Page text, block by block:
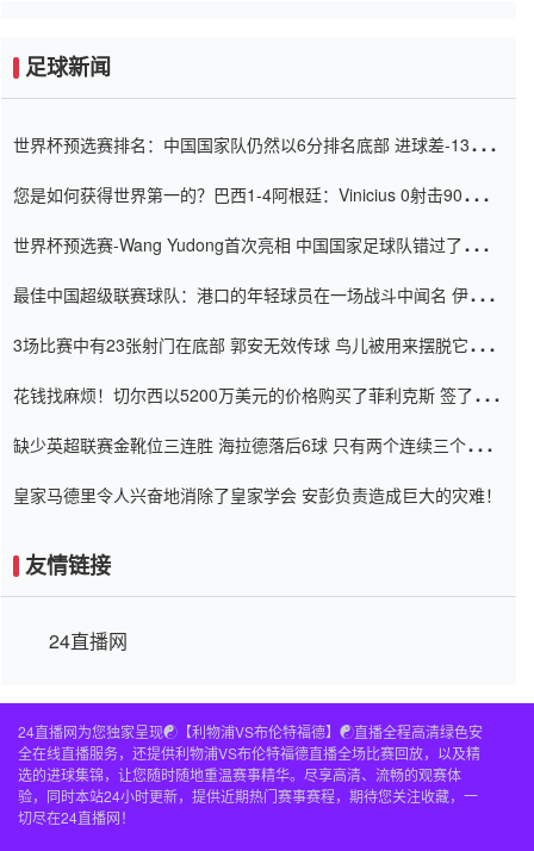
足球新闻
世界杯预选赛排名：中国国家队仍然以6分排名底部 进球差-13令人
您是如何获得世界第一的？巴西1-4阿根廷：Vinicius 0射击90分钟
世界杯预选赛-Wang Yudong首次亮相 中国国家足球队错过了世界
最佳中国超级联赛球队：港口的年轻球员在一场战斗中闻名 伊万放
3场比赛中有23张射门在底部 郭安无效传球 鸟儿被用来摆脱它
花钱找麻烦！切尔西以5200万美元的价格购买了菲利克斯 签了7年
缺少英超联赛金靴位三连胜 海拉德落后6球 只有两个连续三个连续
皇家马德里令人兴奋地消除了皇家学会 安彭负责造成巨大的灾难！
友情链接
24直播网
24直播网为您独家呈现☯️【利物浦VS布伦特福德】☯️直播全程高清绿色安
全在线直播服务，还提供利物浦VS布伦特福德直播全场比赛回放，以及精
选的进球集锦，让您随时随地重温赛事精华。尽享高清、流畅的观赛体
验，同时本站24小时更新，提供近期热门赛事赛程，期待您关注收藏，一
切尽在24直播网！